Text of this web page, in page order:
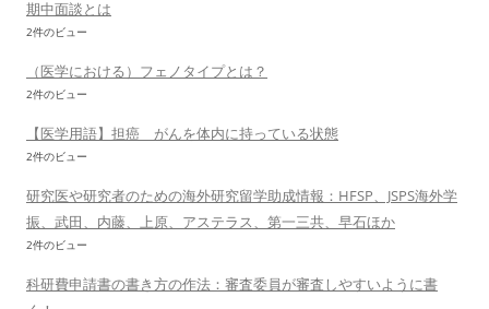
期中面談とは
2件のビュー
（医学における）フェノタイプとは？
2件のビュー
【医学用語】担癌 がんを体内に持っている状態
2件のビュー
研究医や研究者のための海外研究留学助成情報：HFSP、JSPS海外学
振、武田、内藤、上原、アステラス、第一三共、早石ほか
2件のビュー
科研費申請書の書き方の作法：審査委員が審査しやすいように書